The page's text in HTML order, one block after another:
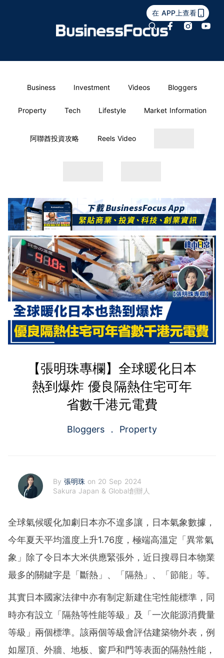
在 APP上查看
Business Investment Videos Bloggers
Property Tech Lifestyle Market Information
阿聯酋投資攻略 Reels Video
【張明珠專欄】全球暖化日本
熱到爆炸 優良隔熱住宅可年
省數千港元電費
Bloggers Property
By 張明珠 on 20 Sep 2024
Sakura Japan & Global創辦人
全球氣候暖化加劇日本亦不遑多讓，日本氣象數據，
今年夏天平均溫度上升1.76度，極端高溫定「異常氣
象」除了令日本大米供應緊張外，近日搜尋日本物業
最多的關鍵字是「斷熱」、「隔熱」、「節能」等。
其實日本國家法律中亦有制定新建住宅性能標準，同
時亦有設立「隔熱等性能等級」及「一次能源消費量
等級」兩個標準。該兩個等級會評估建築物外表，例
如屋頂、外牆、地板、窗戶和門等表面的隔熱性能，